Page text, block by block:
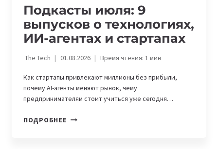
Подкасты июля: 9
выпусков о технологиях,
ИИ-агентах и стартапах
The Tech 01.08.2026 Время чтения: 1мин
Как стартапы привлекают миллионы без прибыли,
почему AI-агенты меняют рынок, чему
предпринимателям стоит учиться уже сегодня…
ПОДРОБНЕЕ ПОДКАСТЫ